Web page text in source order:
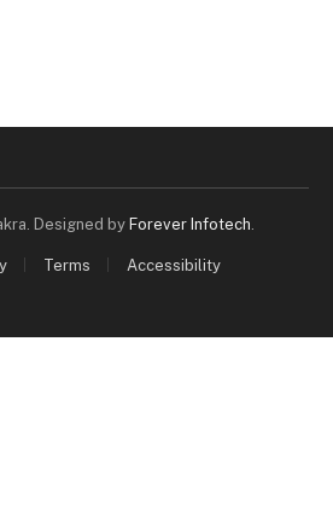
Designed by Forever Infotech
Terms Accessibility